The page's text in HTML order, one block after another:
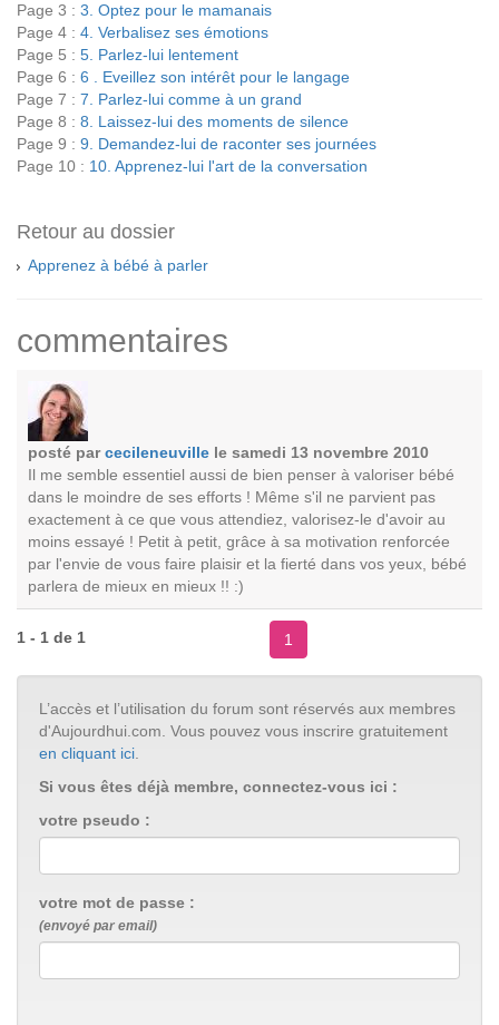
Page 3 : 3. Optez pour le mamanais
Page 4 : 4. Verbalisez ses émotions
Page 5 : 5. Parlez-lui lentement
Page 6 : 6 . Eveillez son intérêt pour le langage
Page 7 : 7. Parlez-lui comme à un grand
Page 8 : 8. Laissez-lui des moments de silence
Page 9 : 9. Demandez-lui de raconter ses journées
Page 10 : 10. Apprenez-lui l'art de la conversation
Retour au dossier
Apprenez à bébé à parler
commentaires
posté parcecileneuville le samedi 13 novembre 2010
Il me semble essentiel aussi de bien penser à valoriser bébé
dans le moindre de ses efforts ! Même s'il ne parvient pas
exactement à ce que vous attendiez, valorisez-le d'avoir au
moins essayé ! Petit à petit, grâce à sa motivation renforcée
par l'envie de vous faire plaisir et la fierté dans vos yeux, bébé
parlera de mieux en mieux !! :)
1 - 1 de 1 1
L’accès et l’utilisation du forum sont réservés aux membres
d'Aujourdhui.com. Vous pouvez vous inscrire gratuitement
en cliquant ici.
Si vous êtes déjà membre, connectez-vous ici :
votre pseudo :
votre mot de passe :
(envoyé par email)